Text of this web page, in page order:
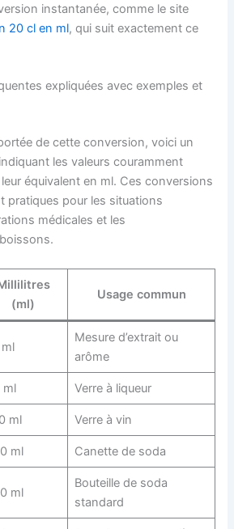
instantanée, comme le site
20 cl en ml, qui suit exactement ce
expliquées avec exemples et
de cette conversion, voici un
les valeurs couramment
équivalent en ml. Ces conversions
pratiques pour les situations
médicales et les
(ml)
Usage commun
Mesure d’extrait ou
arôme
ml Verre à liqueur
ml Verre à vin
ml Canette de soda
ml
Bouteille de soda
standard